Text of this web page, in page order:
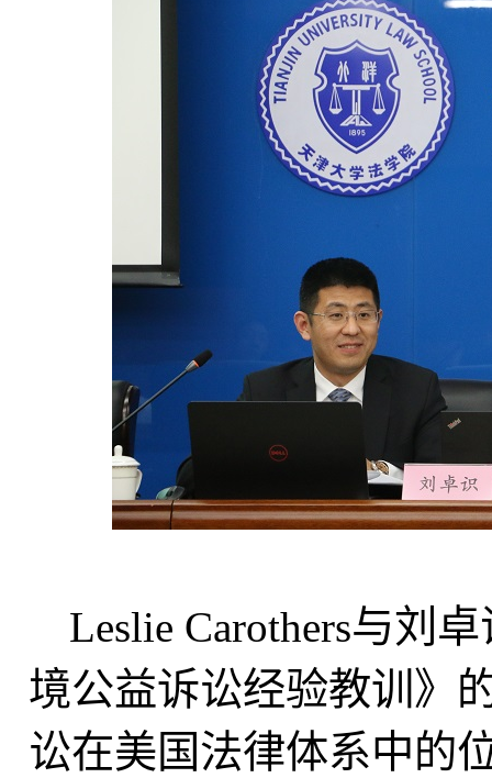
Leslie Carothers与刘
境公益诉讼经验教训》
讼在美国法律体系中的